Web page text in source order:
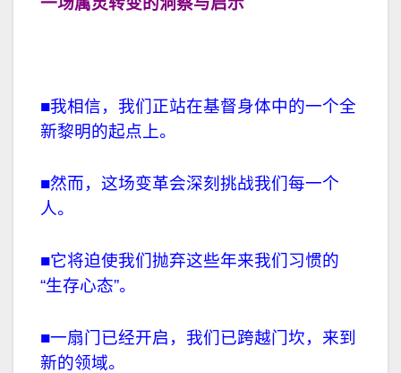
■我相信，我们正站在基督身体中的一个全
新黎明的起点上。
■然而，这场变革会深刻挑战我们每一个
人。
■它将迫使我们抛弃这些年来我们习惯的
“生存心态”。
■一扇门已经开启，我们已跨越门坎，来到
新的领域。